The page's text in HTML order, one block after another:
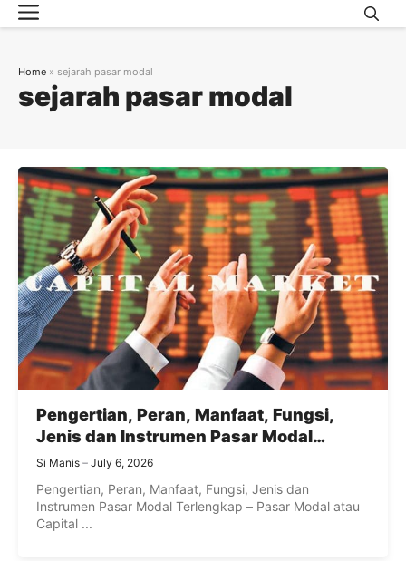
Skip
to
Menu
sejarah pasar modal
Home » sejarah pasar modal
Pengertian, Peran, Manfaat, Fungsi,
Jenis dan Instrumen Pasar Modal
Terlengkap
Si Manis July 6, 2026
Pengertian, Peran, Manfaat, Fungsi, Jenis dan
Instrumen Pasar Modal Terlengkap – Pasar Modal atau
Capital ...